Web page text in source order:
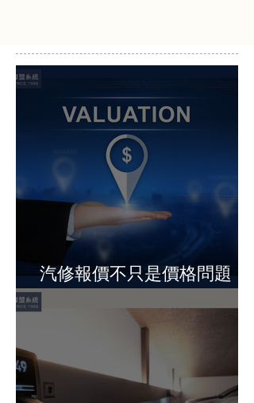
汽修報價不只是價格問題，
而是決定營收的關鍵節點